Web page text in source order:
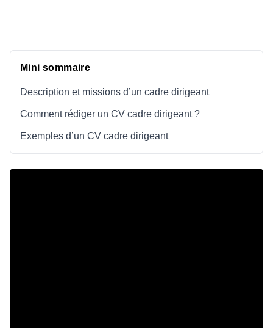
Mini sommaire
Description et missions d’un cadre dirigeant
Comment rédiger un CV cadre dirigeant ?
Exemples d’un CV cadre dirigeant